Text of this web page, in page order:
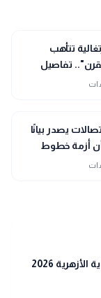
تتأهب
تفاصيل
رونالدو
يصدر بيانًا
أزمة خطوط
عبر
رابط شغال الآن.. استعلم عن نتيجة الثانوية الأزهرية 2026